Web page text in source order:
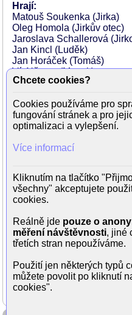
Hrají:
Matouš Soukenka (Jirka)
Oleg Homola (Jirkův otec)
Jaroslava Schallerová
Jan Kincl (Luděk)
Jan Horáček (Tomáš)
Vít Němec (Macek)
Lukáš Novotný (Kazda)
Rudolf III. Hrušínský (Otec
Ivan Lukeš (Starší
Ludmila Kovářová-Bílková
Jan Přeučil (Zloděj)
Jan Vlasák (Luďkův otec)
Filip Smoljak
Jana Viščáková
Jaroslav Tichá (Učitelka)
Libuše Štědrá (Učitelka)
Mohli jste vidět v TV
Chcete cookies?
Cookies používáme pro
fungování stránek a pro
optimalizaci a vylepšení.
Více informací
Kliknutím na tlačítko
všechny" akceptujete
cookies.
Reálně jde pouze o
měření návštěvnosti, jiné
třetích stran nepoužíváme.
Použití jen některých typů
můžete povolit po kliknutí
cookies".